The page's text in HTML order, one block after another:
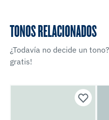
TONOS RELACIONADOS
¿Todavía no decide un
gratis!